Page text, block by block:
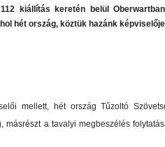
kiállítás keretén belül
hét ország, köztük hazánk
mellett, hét ország Tűzoltó
a tavalyi megbeszélés